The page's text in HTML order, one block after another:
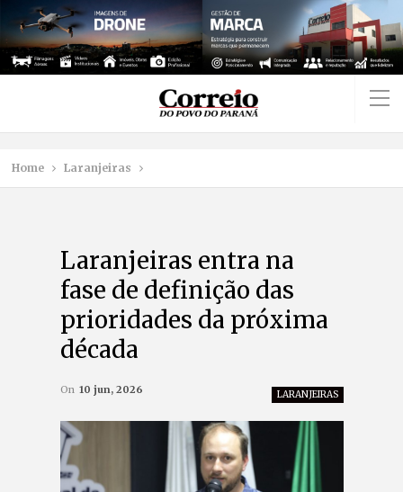
Home Laranjeiras
Laranjeiras entra na
fase de definição das
prioridades da próxima
década
LARANJEIRAS
On 10 jun, 2026